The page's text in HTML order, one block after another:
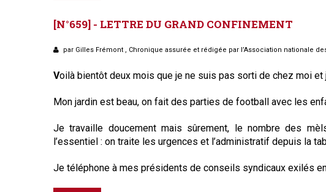
Contentieux
Procès verbal
[N°659] - LETTRE DU GRAND CONFINEMENT
par Gilles Frémont , Chronique assurée et rédigée par l’Association nationale
Voilà bientôt deux mois que je ne suis pas sorti de chez moi et
Mon jardin est beau, on fait des parties de football avec les
Je travaille doucement mais sûrement, le nombre des
l’essentiel : on traite les urgences et l’administratif depuis la
Je téléphone à mes présidents de conseils syndicaux exilés